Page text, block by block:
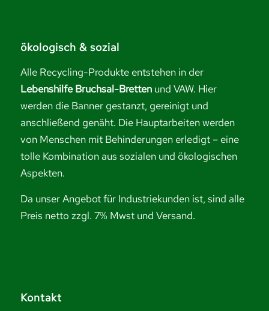
ökologisch & sozial
Alle Recycling-Produkte entstehen in der
Lebenshilfe Bruchsal-Bretten und VAW. Hier
werden die Banner gestanzt, gereinigt und
anschließend genäht. Die Hauptarbeiten werden
von Menschen mit Behinderungen erledigt – eine
tolle Kombination aus sozialen und ökologischen
Aspekten.
Da unser Angebot für Industriekunden ist, sind alle
Preis netto zzgl. 7% Mwst und Versand.
Kontakt